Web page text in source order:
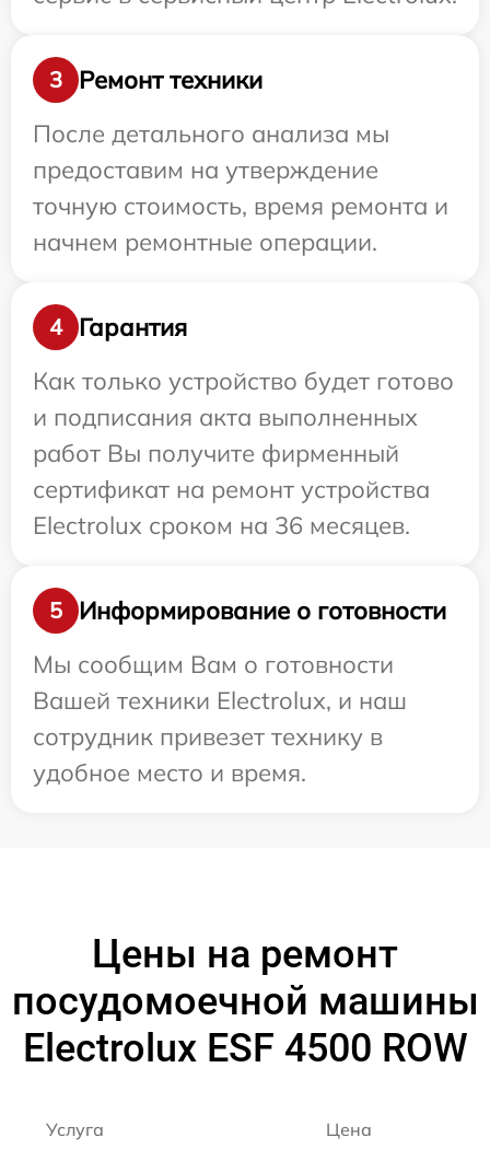
3
Ремонт техники
После детального анализа мы
предоставим на утверждение
точную стоимость, время ремонта и
начнем ремонтные операции.
4
Гарантия
Как только устройство будет готово
и подписания акта выполненных
работ Вы получите фирменный
сертификат на ремонт устройства
Electrolux сроком на 36 месяцев.
5
Информирование о готовности
Мы сообщим Вам о готовности
Вашей техники Electrolux, и наш
сотрудник привезет технику в
удобное место и время.
Цены на ремонт
посудомоечной машины
Electrolux ESF 4500 ROW
Услуга Цена